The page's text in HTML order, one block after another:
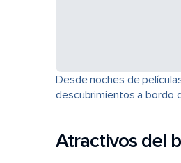
Desde noches de
descubrimientos a bordo
Atractivos del